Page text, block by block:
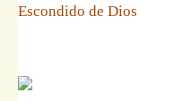
Escondido de Dios